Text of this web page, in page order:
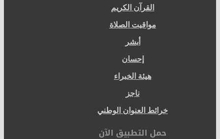
القرآن الكريم
مواقيت الصلاة
أبشر
إحسان
هيئة الخبراء
ناجز
خرائط العنوان الوطني
حمل التطبيق الآن